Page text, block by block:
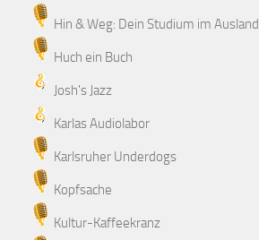
Hin & Weg: Dein Studium im Ausland
Huch ein Buch
Josh's Jazz
Karlas Audiolabor
Karlsruher Underdogs
Kopfsache
Kultur-Kaffeekranz